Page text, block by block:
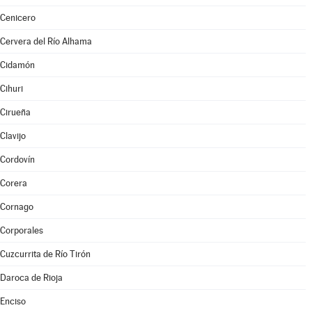
Cenicero
Cervera del Río Alhama
Cidamón
Cihuri
Cirueña
Clavijo
Cordovín
Corera
Cornago
Corporales
Cuzcurrita de Río Tirón
Daroca de Rioja
Enciso